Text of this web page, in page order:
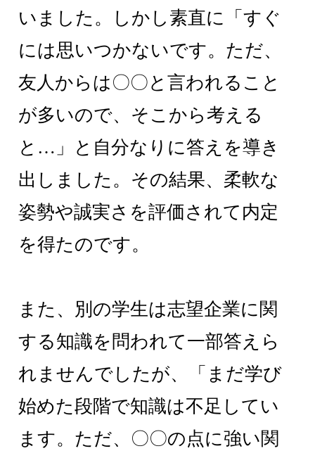
いました。しかし素直に「すぐ
には思いつかないです。ただ、
友人からは〇〇と言われること
が多いので、そこから考える
と…」と自分なりに答えを導き
出しました。その結果、柔軟な
姿勢や誠実さを評価されて内定
を得たのです。
また、別の学生は志望企業に関
する知識を問われて一部答えら
れませんでしたが、「まだ学び
始めた段階で知識は不足してい
ます。ただ、〇〇の点に強い関